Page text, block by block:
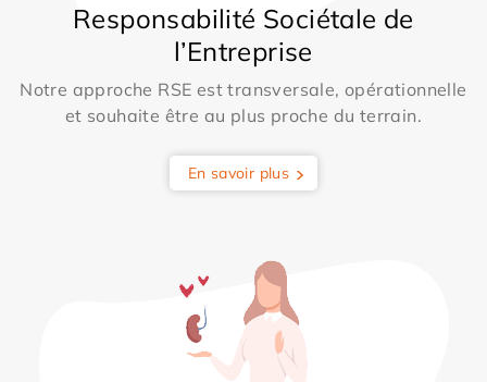
Responsabilité Sociétale de
l’Entreprise
Notre approche RSE est transversale, opérationnelle
et souhaite être au plus proche du terrain.
En savoir plus